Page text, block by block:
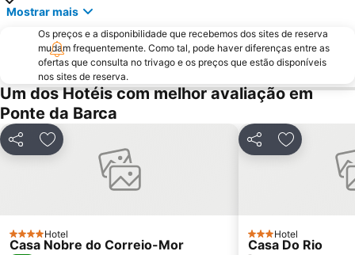
Igreja de Riba d'Ave
de Castelo de Neiva
Praia Afife
Casa de Camilo - Museu e Centro de Estudos
Elevador do Bom Jesus do Monte
Posto de Turismo de Valença do Minho
Santuário de Nossa Senhora da Peneda
Capela de Cima de Oliveira
Parque Natural da Baixa Limia Serra do Xurés
Castelo de Salvaterra
Parque de Exposições de Braga
Fluvial de Adaúfe
Estação de Caminhos de Ferro de Viana do Castelo
Barragem do Alto-Lindoso
Pavilhão de Hóquei em Patins Riba de Ave Hóquei Clube
Barragem de Vilarinho das Furnas
Mostrar mais
Os preços e a disponibilidade que recebemos dos sites de reserva
mudam frequentemente. Como tal, pode haver diferenças entre as
ofertas que consulta no trivago e os preços que estão disponíveis
nos sites de reserva.
Um dos Hotéis com melhor avaliação em
Ponte da Barca
PartilharAdicionar aos favoritos
4 Estrelas
Hotel
Casa Nobre do Correio-Mor
PartilharAdicionar
3 Estrelas
Hotel
Casa Do Rio